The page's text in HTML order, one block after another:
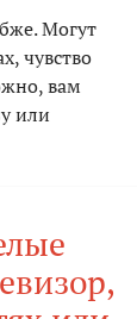
Могут
чувство
вам
или